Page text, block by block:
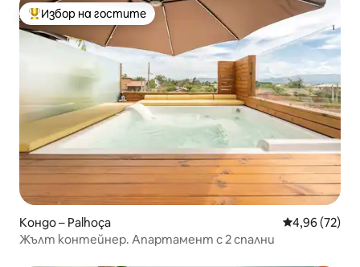
Най-популярен избор на гостите
Избор на гостите
Кондо – Palhoça Средна
4,96 (72)
Жълт контейнер. Апартамент с 2 спални